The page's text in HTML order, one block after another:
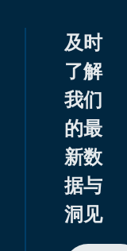
及时
了解
我们
的最
新数
据与
洞见